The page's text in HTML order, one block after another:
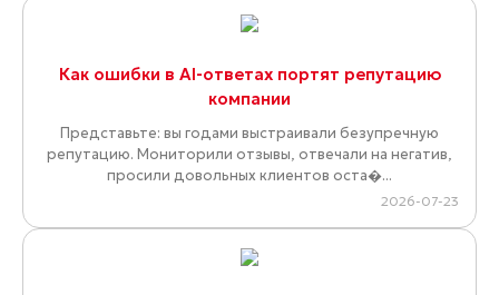
Как ошибки в AI-ответах портят репутацию
компании
Представьте: вы годами выстраивали безупречную
репутацию. Мониторили отзывы, отвечали на негатив,
просили довольных клиентов оста�...
2026-07-23